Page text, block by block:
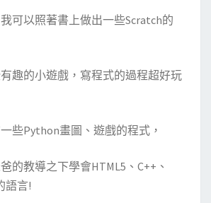
我可以照著書上做出一些Scratch的
趣的小遊戲，寫程式的過程超好玩
些Python畫圖、遊戲的程式，
的教導之下學會HTML5、C++、
語言!